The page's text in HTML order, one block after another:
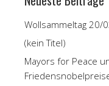
Wollsammeltag 20/
(kein Titel)
Mayors for Peace